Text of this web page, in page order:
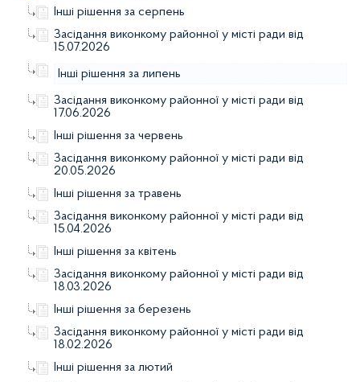
Інші рішення за серпень
Засідання виконкому районної у місті ради від
15.07.2026
Інші рішення за липень
Засідання виконкому районної у місті ради від
17.06.2026
Інші рішення за червень
Засідання виконкому районної у місті ради від
20.05.2026
Інші рішення за травень
Засідання виконкому районної у місті ради від
15.04.2026
Інші рішення за квітень
Засідання виконкому районної у місті ради від
18.03.2026
Інші рішення за березень
Засідання виконкому районної у місті ради від
18.02.2026
Інші рішення за лютий